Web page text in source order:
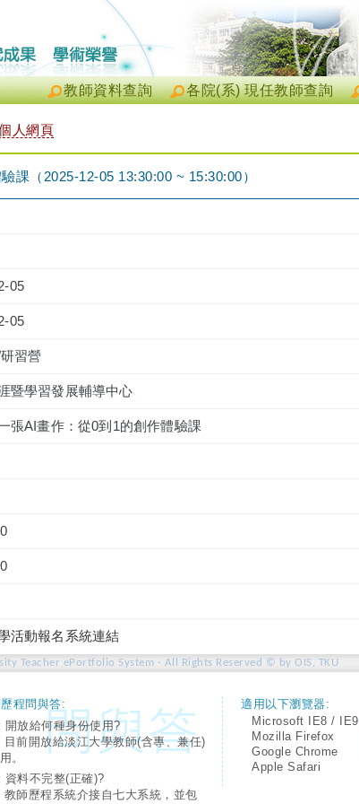
各院(系) 現任教師查詢
教師資料查詢
人網頁
課（2025-12-05 13:30:00 ~ 15:30:00）
05
05
習營
暨學習發展輔導中心
張AI畫作：從0到1的創作體驗課
活動報名系統連結
Teacher ePortfolio System - All Rights Reserved © by OIS, TKU
程問與答:
開放給何種身份使用?
目前開放給淡江大學教師(含專、兼任)
。
資料不完整(正確)?
教師歷程系統介接自七大系統，並包
適用以下瀏覽器:
Microsoft IE8 / IE9
Mozilla Firefox
Google Chrome
Apple Safari